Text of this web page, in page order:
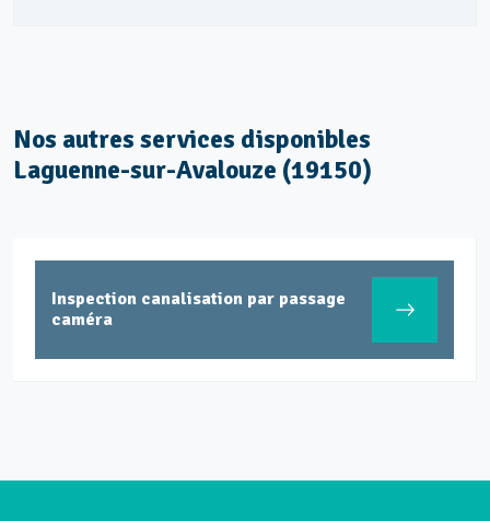
Nos autres services disponibles
Laguenne-sur-Avalouze (19150)
Inspection canalisation par passage
caméra